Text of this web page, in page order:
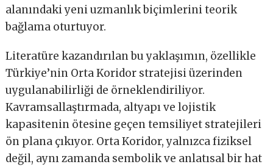
alanındaki yeni uzmanlık biçimlerini teorik
bağlama oturtuyor.
Literatüre kazandırılan bu yaklaşımın, özellikle
Türkiye’nin Orta Koridor stratejisi üzerinden
uygulanabilirliği de örneklendiriliyor.
Kavramsallaştırmada, altyapı ve lojistik
kapasitenin ötesine geçen temsiliyet stratejileri
ön plana çıkıyor. Orta Koridor, yalnızca fiziksel
değil, aynı zamanda sembolik ve anlatısal bir hat